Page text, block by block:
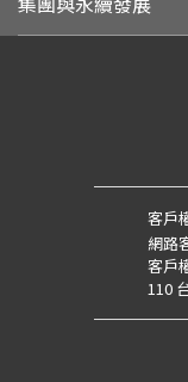
客戶
網路
客戶
110